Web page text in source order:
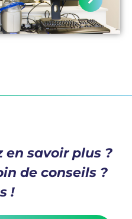
en savoir plus ?
de conseils ?
!